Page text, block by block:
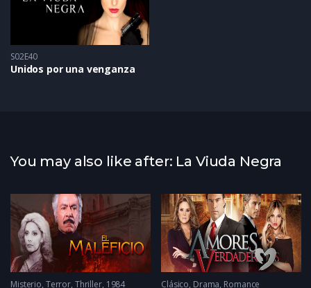
S02E40
Unidos por una venganza
You may also like after: La Viuda Negra
Misterio, Terror, Thriller 1984 Clásico, Drama, Romance